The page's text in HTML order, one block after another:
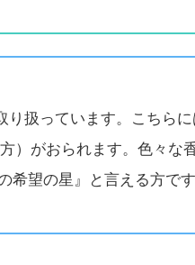
り扱っています。こちら
）がおられます。色々な
希望の星』と言える方です